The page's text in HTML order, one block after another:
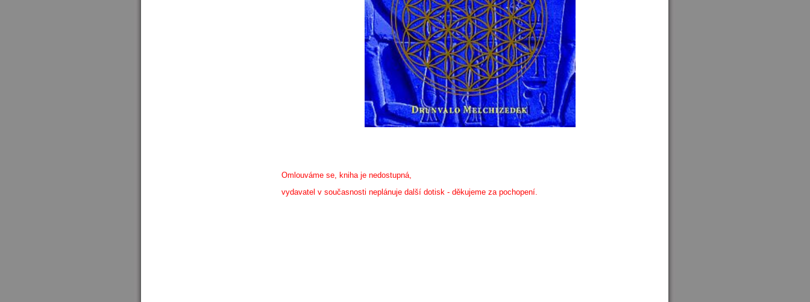
Omlouváme se, kniha je nedostupná,
vydavatel v současnosti neplánuje další dotisk - děkujeme za pochopení.